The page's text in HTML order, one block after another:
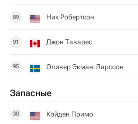
89 Ник Робертсон
91 Джон Таварес
95 Оливер Экман-Ларссон
Запасные
30 Кэйден Примо